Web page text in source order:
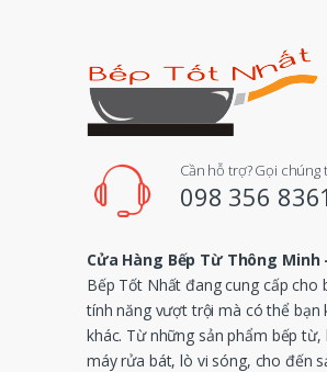
Cần hỗ trợ? Gọi chúng
098 356 8361
Cửa Hàng Bếp Từ Thông Minh
Bếp Tốt Nhất đang cung cấp
tính năng vượt trội mà có thể
khác. Từ những sản phẩm bếp
máy rửa bát, lò vi sóng, cho đến